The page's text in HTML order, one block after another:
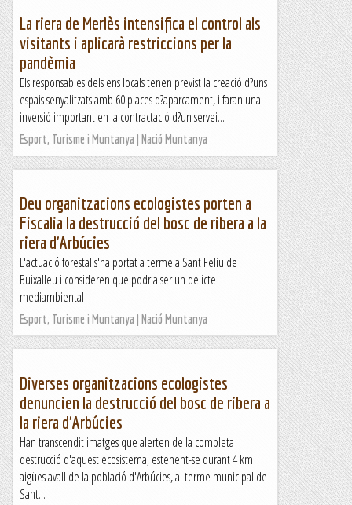
La riera de Merlès intensifica el control als
visitants i aplicarà restriccions per la
pandèmia
Els responsables dels ens locals tenen previst la creació d?uns
espais senyalitzats amb 60 places d?aparcament, i faran una
inversió important en la contractació d?un servei...
Esport, Turisme i Muntanya | Nació Muntanya
Deu organitzacions ecologistes porten a
Fiscalia la destrucció del bosc de ribera a la
riera d'Arbúcies
L'actuació forestal s'ha portat a terme a Sant Feliu de
Buixalleu i consideren que podria ser un delicte
mediambiental
Esport, Turisme i Muntanya | Nació Muntanya
Diverses organitzacions ecologistes
denuncien la destrucció del bosc de ribera a
la riera d'Arbúcies
Han transcendit imatges que alerten de la completa
destrucció d'aquest ecosistema, estenent-se durant 4 km
aigües avall de la població d'Arbúcies, al terme municipal de
Sant...